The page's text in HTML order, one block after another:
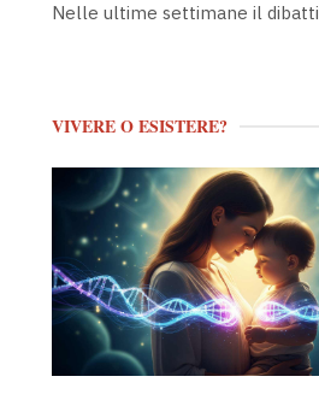
Nelle ultime settimane il
VIVERE O ESISTERE?